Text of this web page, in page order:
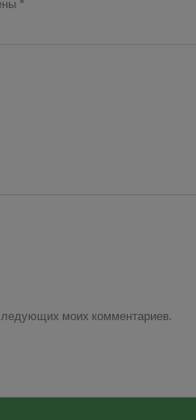
*
моих комментариев.